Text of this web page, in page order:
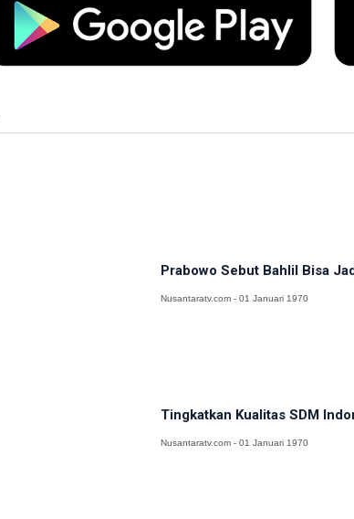
Prabowo Sebut Bahlil Bisa
Nusantaratv.com - 01 Januari 1970
Tingkatkan Kualitas SDM
Nusantaratv.com - 01 Januari 1970